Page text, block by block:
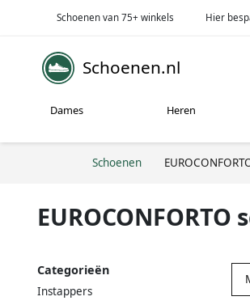
Schoenen van 75+ winkels Hier
Schoenen.nl
Dames Heren
Schoenen
EUROCONFORTO
Categorieën
Instappers